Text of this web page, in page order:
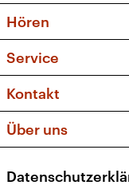
Sendungen
Musikliste
Kakadu –
Hören
Frequenzen
Service
FAQ
Apps
Newsletter
Kontakt
Social
Über uns
Presse